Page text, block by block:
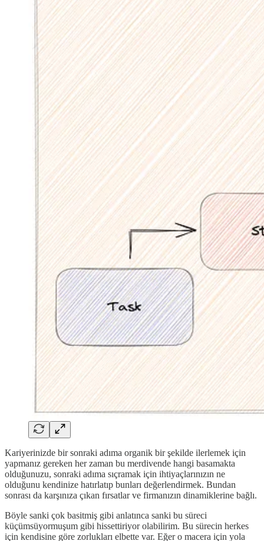
Kariyerinizde bir sonraki adıma organik bir şekilde ilerlemek için
yapmanız gereken her zaman bu merdivende hangi basamakta
olduğunuzu, sonraki adıma sıçramak için ihtiyaçlarınızın ne
olduğunu kendinize hatırlatıp bunları değerlendirmek. Bundan
sonrası da karşınıza çıkan fırsatlar ve firmanızın dinamiklerine bağlı.
Böyle sanki çok basitmiş gibi anlatınca sanki bu süreci
küçümsüyormuşum gibi hissettiriyor olabilirim. Bu sürecin herkes
için kendisine göre zorlukları elbette var. Eğer o macera için yola